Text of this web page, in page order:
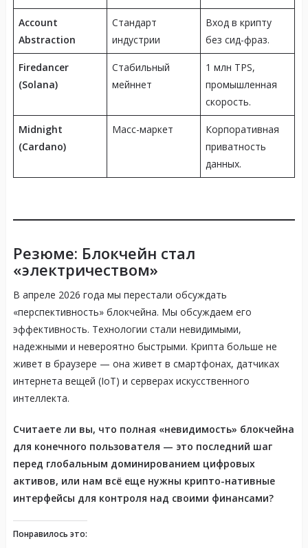
Account
Abstraction
Стандарт
индустрии
Вход в крипту
без сид-фраз.
Firedancer
(Solana)
Стабильный
мейннет
1 млн TPS,
промышленная
скорость.
Midnight
(Cardano)
Масс-маркет
Корпоративная
приватность
данных.
Резюме: Блокчейн стал
«электричеством»
В апреле 2026 года мы перестали обсуждать
«перспективность» блокчейна. Мы обсуждаем его
эффективность. Технологии стали невидимыми,
надежными и невероятно быстрыми. Крипта больше не
живет в браузере — она живет в смартфонах, датчиках
интернета вещей (IoT) и серверах искусственного
интеллекта.
Считаете ли вы, что полная «невидимость» блокчейна
для конечного пользователя — это последний шаг
перед глобальным доминированием цифровых
активов, или нам всё еще нужны крипто-нативные
интерфейсы для контроля над своими финансами?
Понравилось это: